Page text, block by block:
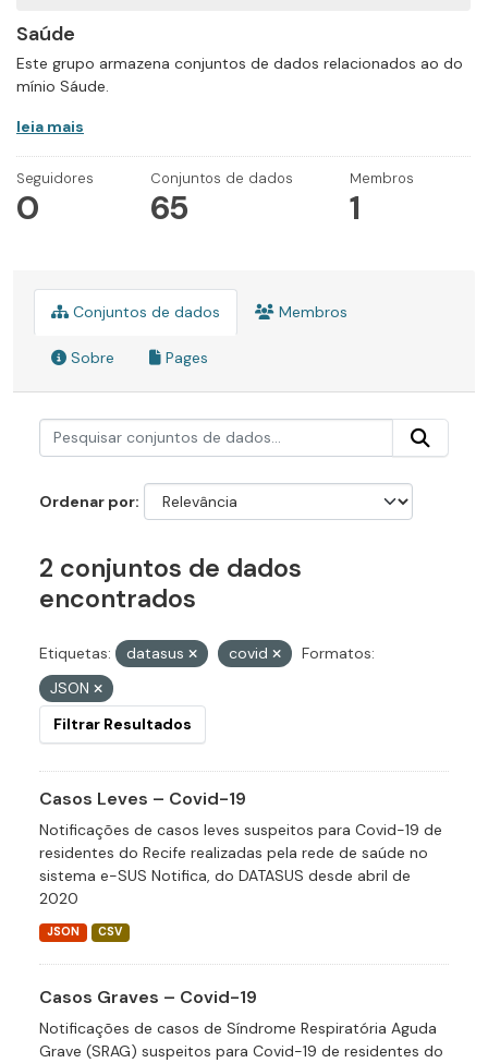
Saúde
Este grupo armazena conjuntos de dados relacionados ao do
mínio Sáude.
leia mais
Seguidores
0
Conjuntos de dados
65
Membros
1
Conjuntos de dados Membros
Sobre Pages
Ordenar por
2 conjuntos de dados
encontrados
Etiquetas: datasus covid
Formatos:
JSON
Filtrar Resultados
Casos Leves – Covid-19
Notificações de casos leves suspeitos para Covid-19 de
residentes do Recife realizadas pela rede de saúde no
sistema e-SUS Notifica, do DATASUS desde abril de
2020
JSON CSV
Casos Graves – Covid-19
Notificações de casos de Síndrome Respiratória Aguda
Grave (SRAG) suspeitos para Covid-19 de residentes do